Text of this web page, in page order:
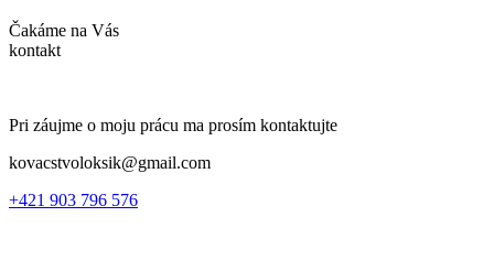
Čakáme na Vás
kontakt
Pri záujme o moju prácu ma prosím kontaktujte
kovacstvoloksik@gmail.com
+421 903 796 576